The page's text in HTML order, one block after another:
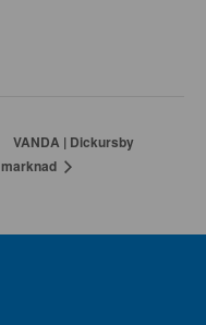
VANDA | Dickursby
marknad